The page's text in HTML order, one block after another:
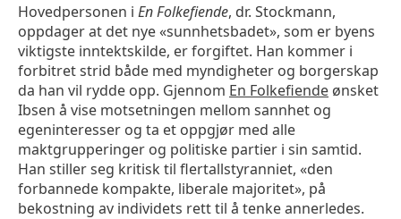
Hovedpersonen i En Folkefiende, dr. Stockmann,
oppdager at det nye «sunnhetsbadet», som er byens
viktigste inntektskilde, er forgiftet. Han kommer i
forbitret strid både med myndigheter og borgerskap
da han vil rydde opp. Gjennom En Folkefiende ønsket
Ibsen å vise motsetningen mellom sannhet og
egeninteresser og ta et oppgjør med alle
maktgrupperinger og politiske partier i sin samtid.
Han stiller seg kritisk til flertallstyranniet, «den
forbannede kompakte, liberale majoritet», på
bekostning av individets rett til å tenke annerledes.